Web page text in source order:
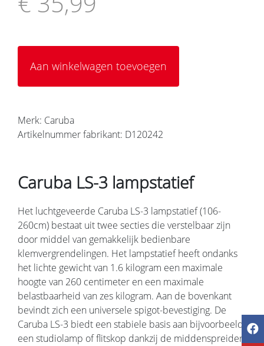
Aan winkelwagen toevoegen
Merk: Caruba
Artikelnummer fabrikant: D120242
Caruba LS-3 lampstatief
Het luchtgeveerde Caruba LS-3 lampstatief (106-
260cm) bestaat uit twee secties die verstelbaar zijn
door middel van gemakkelijk bedienbare
klemvergrendelingen. Het lampstatief heeft ondanks
het lichte gewicht van 1.6 kilogram een maximale
hoogte van 260 centimeter en een maximale
belastbaarheid van zes kilogram. Aan de bovenkant
bevindt zich een universele spigot-bevestiging. De
Caruba LS-3 biedt een stabiele basis aan bijvoorbeeld
een studiolamp of flitskop dankzij de middenspreider.